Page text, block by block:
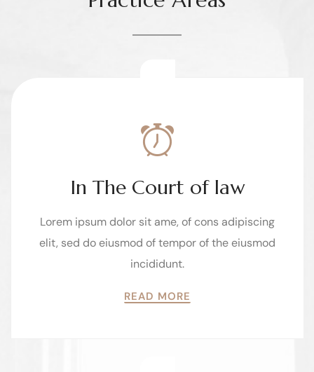
A Passion For Justice, Our
Practice Areas
In The Court of law
Lorem ipsum dolor sit ame, of cons adipiscing
incididunt.